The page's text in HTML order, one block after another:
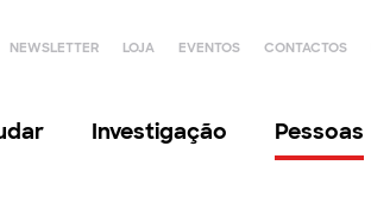
NEWSLETTER LOJA EVENTOS CONTACTOS
Investigação Pessoas